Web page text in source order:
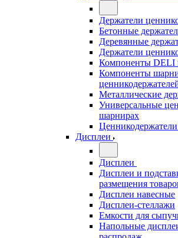
Держатели
Бетонные
Деревянные
Держатели
Компоненты DELI
Компоненты
Металлические
Универсальные
шарнирах
Дисплеи
Дисплеи
Дисплеи и
размещения
Дисплеи навесные
Дисплеи-стеллажи
Емкости для
Напольные